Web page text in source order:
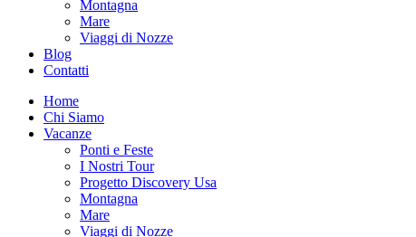
Montagna
Mare
Viaggi di Nozze
Blog
Contatti
Home
Chi Siamo
Vacanze
Ponti e Feste
I Nostri Tour
Progetto Discovery Usa
Montagna
Mare
Viaggi di Nozze